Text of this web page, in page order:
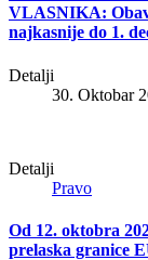
VLASNIKA:
najkasnije do 1.
Detalji
30. Oktobar
Detalji
Pravo
Od 12. oktobra
prelaska granice